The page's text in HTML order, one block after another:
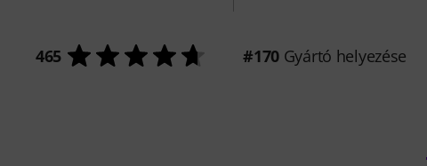
465 #170Gyártó helyezése